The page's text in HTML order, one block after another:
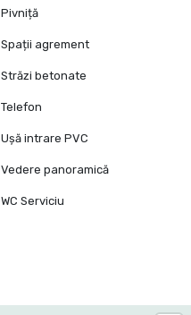
Pivniță
Spații agrement
Străzi betonate
Telefon
Ușă intrare PVC
Vedere panoramică
WC Serviciu